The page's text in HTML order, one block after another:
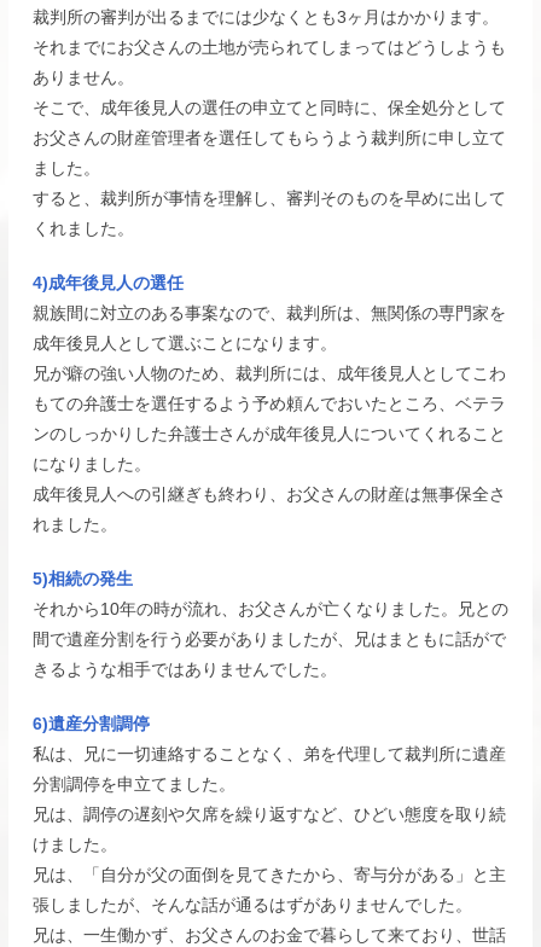
裁判所の審判が出るまでには少なくとも3ヶ月はかかります。
それまでにお父さんの土地が売られてしまってはどうしようも
ありません。
そこで、成年後見人の選任の申立てと同時に、保全処分として
お父さんの財産管理者を選任してもらうよう裁判所に申し立て
ました。
すると、裁判所が事情を理解し、審判そのものを早めに出して
くれました。
4)成年後見人の選任
親族間に対立のある事案なので、裁判所は、無関係の専門家を
成年後見人として選ぶことになります。
兄が癖の強い人物のため、裁判所には、成年後見人としてこわ
もての弁護士を選任するよう予め頼んでおいたところ、ベテラ
ンのしっかりした弁護士さんが成年後見人についてくれること
になりました。
成年後見人への引継ぎも終わり、お父さんの財産は無事保全さ
れました。
5)相続の発生
それから10年の時が流れ、お父さんが亡くなりました。兄との
間で遺産分割を行う必要がありましたが、兄はまともに話がで
きるような相手ではありませんでした。
6)遺産分割調停
私は、兄に一切連絡することなく、弟を代理して裁判所に遺産
分割調停を申立てました。
兄は、調停の遅刻や欠席を繰り返すなど、ひどい態度を取り続
けました。
兄は、「自分が父の面倒を見てきたから、寄与分がある」と主
張しましたが、そんな話が通るはずがありませんでした。
兄は、一生働かず、お父さんのお金で暮らして来ており、世話